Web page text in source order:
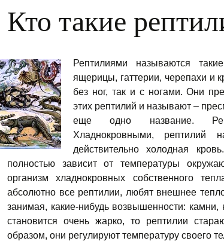
Кто такие
Рептилиями называются
ящерицы, гаттерии, черепахи и
без ног, так и с ногами. Они
этих рептилий и называют –
еще одно название.
Хладнокровными, рептилий
действительно холодная
полностью зависит от температуры
организм хладнокровных собственного
абсолютно все рептилии, любят внешнее
занимая, какие-нибудь возвышенности: камни,
становится очень жарко, то рептилии
образом, они регулируют температуру своего